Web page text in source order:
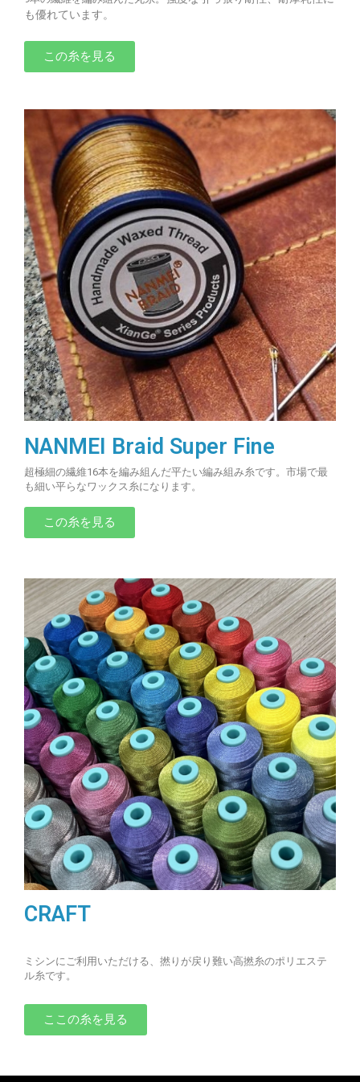
も優れています。
この糸を見る
NANMEI Braid Super Fine
超極細の繊維16本を編み組んだ平たい編み組み糸です。市場で最
も細い平らなワックス糸になります。
この糸を見る
CRAFT
ミシンにご利用いただける、撚りが戻り難い高撚糸のポリエステ
ル糸です。
ここの糸を見る